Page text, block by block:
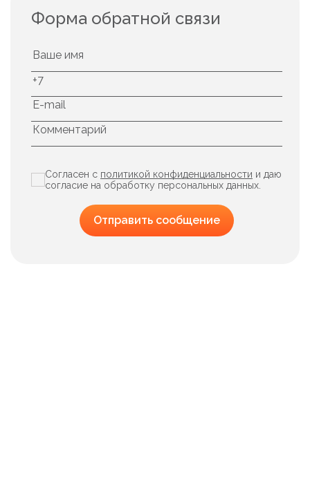
Форма обратной связи
Согласен с политикой конфиденциальности и даю
согласие на обработку персональных данных.
Отправить сообщение